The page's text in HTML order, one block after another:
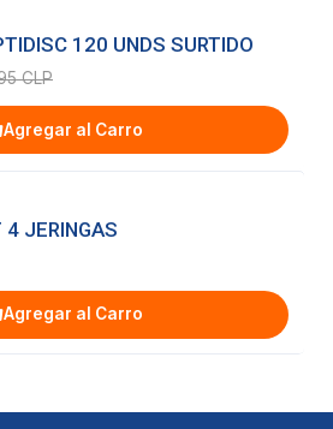
120 UNDS SURTIDO
CLP
Agregar al Carro
4 JERINGAS
Agregar al Carro